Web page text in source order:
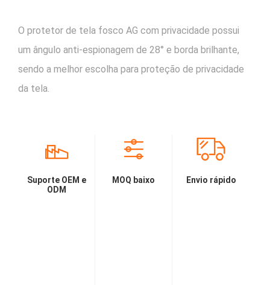
O protetor de tela fosco AG com privacidade possui
um ângulo anti-espionagem de 28° e borda brilhante,
sendo a melhor escolha para proteção de privacidade
da tela.
Suporte OEM e
ODM
MOQ baixo Envio rápido